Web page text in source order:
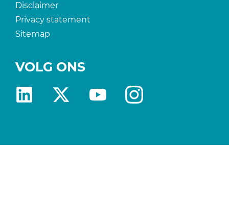
Disclaimer
Privacy statement
Sitemap
VOLG ONS